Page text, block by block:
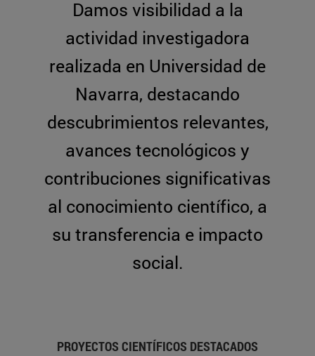
Damos visibilidad a la
actividad investigadora
realizada en Universidad de
Navarra, destacando
descubrimientos relevantes,
avances tecnológicos y
contribuciones significativas
al conocimiento científico, a
su transferencia e impacto
social.
PROYECTOS CIENTÍFICOS DESTACADOS